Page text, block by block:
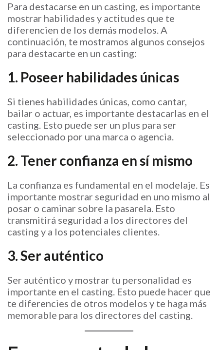
Para destacarse en un casting, es importante
mostrar habilidades y actitudes que te
diferencien de los demás modelos. A
continuación, te mostramos algunos consejos
para destacarte en un casting:
1. Poseer habilidades únicas
Si tienes habilidades únicas, como cantar,
bailar o actuar, es importante destacarlas en el
casting. Esto puede ser un plus para ser
seleccionado por una marca o agencia.
2. Tener confianza en sí mismo
La confianza es fundamental en el modelaje. Es
importante mostrar seguridad en uno mismo al
posar o caminar sobre la pasarela. Esto
transmitirá seguridad a los directores del
casting y a los potenciales clientes.
3. Ser auténtico
Ser auténtico y mostrar tu personalidad es
importante en el casting. Esto puede hacer que
te diferencies de otros modelos y te haga más
memorable para los directores del casting.